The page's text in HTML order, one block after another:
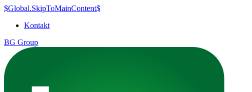
$Global.SkipToMainContent$
Kontakt
BG Group